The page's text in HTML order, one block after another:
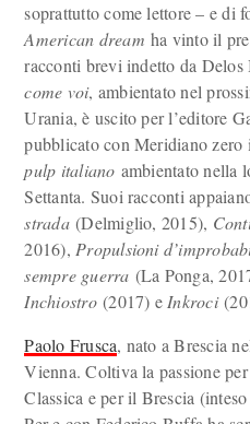
soprattutto come lettore – e di
American dream ha vinto il
racconti brevi indetto da
come voi, ambientato nel
Urania, è uscito per l’editore
pubblicato con Meridiano zero
pulp italiano ambientato nella
Settanta. Suoi racconti
strada(Delmiglio, 2015),
2016), Propulsioni
sempre guerra (La Ponga,
Inchiostro(2017) e Inkroci
Paolo Frusca, nato a Brescia
Vienna. Coltiva la passione
Classica e per il Brescia